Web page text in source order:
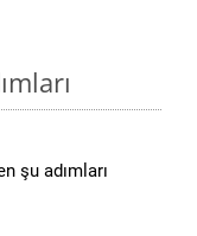
şu adımları